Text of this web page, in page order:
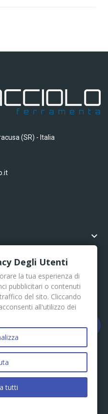
(SR) - Italia

Iscriviti
descritti nella Privacy
Degli Utenti
la tua esperienza di
pubblicitari o contenuti
del sito. Cliccando
all'utilizzo dei
tutti